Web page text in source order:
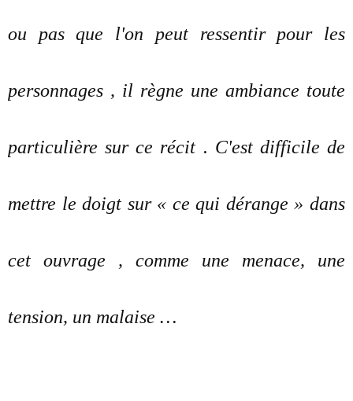
ou pas que l'on peut ressentir pour les
personnages , il règne une ambiance toute
particulière sur ce récit . C'est difficile de
mettre le doigt sur « ce qui dérange » dans
cet ouvrage , comme une menace, une
tension, un malaise …